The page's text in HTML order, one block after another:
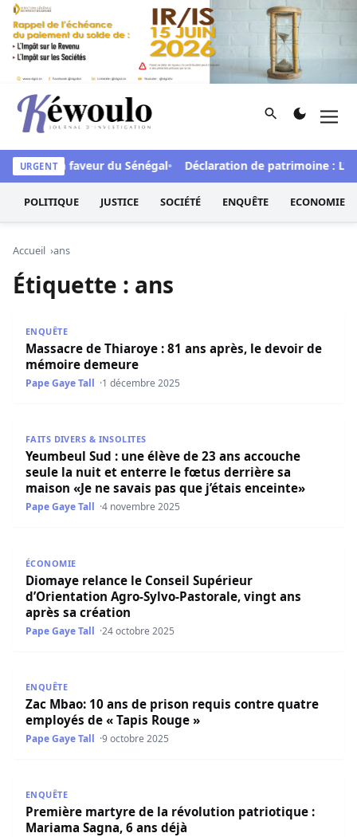
Aller au contenu
Kéwoulo, le premier site d'information et d'investigation
Rechercher
URGENT
FCFA en faveur du Sénégal Déclaration de patrimoine :
POLITIQUE JUSTICE SOCIÉTÉ ENQUÊTE ECONOMIE
Accueil ans
Étiquette : ans
ENQUÊTE
Massacre de Thiaroye : 81 ans après, le devoir de
mémoire demeure
Pape Gaye Tall 1 décembre 2025
FAITS DIVERS & INSOLITES
Yeumbeul Sud : une élève de 23 ans accouche
seule la nuit et enterre le fœtus derrière sa
maison «Je ne savais pas que j’étais enceinte»
Pape Gaye Tall 4 novembre 2025
ÉCONOMIE
Diomaye relance le Conseil Supérieur
d’Orientation Agro-Sylvo-Pastorale, vingt ans
après sa création
Pape Gaye Tall 24 octobre 2025
ENQUÊTE
Zac Mbao: 10 ans de prison requis contre quatre
employés de « Tapis Rouge »
Pape Gaye Tall 9 octobre 2025
ENQUÊTE
Première martyre de la révolution patriotique :
Mariama Sagna, 6 ans déjà